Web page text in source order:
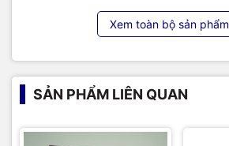
Xem toàn bộ sản phẩm
SẢN PHẨM LIÊN QUAN